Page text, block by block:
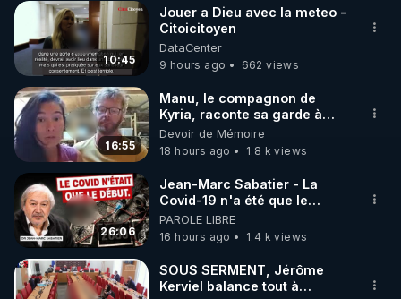
http://rgnr.li/instagram
🌱 LA NEWSLETTER
Pour ne pas rater l’actualité RGNR (stages,
http://rgnr.li/news
🌱 VIDÉOS NON CENSURÉES SUR ODYSEE
Toutes les vidéos Youtube sont aussi sur la
http://rgnr.li/odysee
🌱 LES STAGES EN PRÉSENTIEL
10:45
Jouer a Dieu avec la meteo -
Citoicitoyen
DataCenter
9 hours ago
662 views
16:55
Manu, le compagnon de
Kyria, raconte sa garde à
vue musclée. PARTAGEZ!
Devoir de Mémoire
18 hours ago
1.8 k views
26:06
Jean-Marc Sabatier - La
Covid-19 n'a été que le
début - L'ARNm & l'ARNm-aa
jusqu où auront-t-il ?
PAROLE LIBRE
16 hours ago
1.4 k views
SOUS SERMENT, Jérôme
Kerviel balance tout à